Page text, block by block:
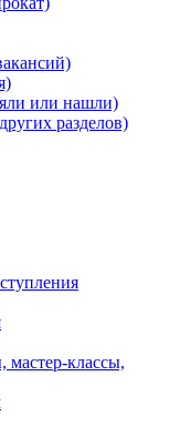
или нашли)
разделов)
мастер-классы,